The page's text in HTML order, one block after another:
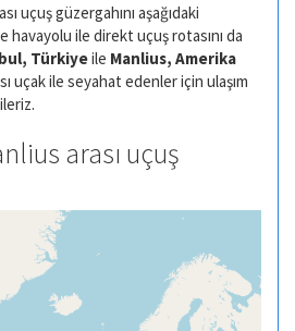
uçuş güzergahını aşağıdaki
ile direkt uçuş rotasını da
Türkiyeile Manlius, Amerika
uçak ile seyahat edenler için ulaşım
arası uçuş